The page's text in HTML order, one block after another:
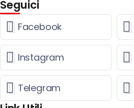
Seguici
Facebook
Instagram
Telegram